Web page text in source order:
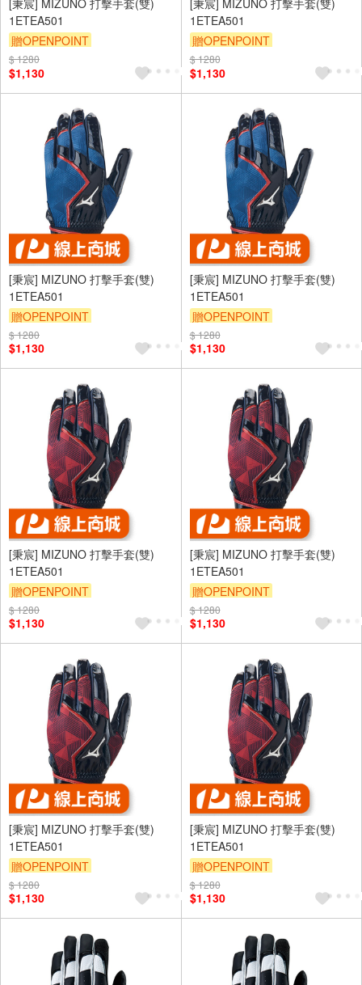
[秉宸] MIZUNO 打擊手套(雙)
1ETEA501
贈OPENPOINT
$ 1280
$1,130
[秉宸] MIZUNO 打擊手套(雙)
1ETEA501
贈OPENPOINT
$ 1280
$1,130
[秉宸] MIZUNO 打擊手套(雙)
1ETEA501
贈OPENPOINT
$ 1280
$1,130
[秉宸] MIZUNO 打擊手套(雙)
1ETEA501
贈OPENPOINT
$ 1280
$1,130
[秉宸] MIZUNO 打擊手套(雙)
1ETEA501
贈OPENPOINT
$ 1280
$1,130
[秉宸] MIZUNO 打擊手套(雙)
1ETEA501
贈OPENPOINT
$ 1280
$1,130
[秉宸] MIZUNO 打擊手套(雙)
1ETEA501
贈OPENPOINT
$ 1280
$1,130
[秉宸] MIZUNO 打擊手套(雙)
1ETEA501
贈OPENPOINT
$ 1280
$1,130